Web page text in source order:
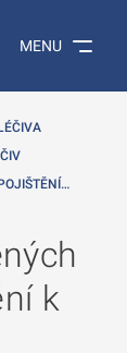
na
MENU
k